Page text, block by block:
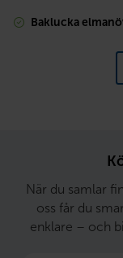
Baklucka
När du samlar
oss får du
enklare – och